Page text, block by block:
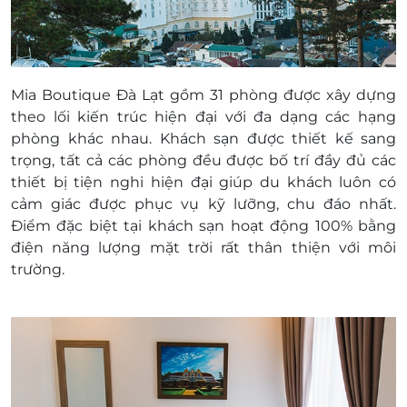
Điều kiện đặt & nhận phòng:
Đặt ít nhất 7 - 10 ngày trước ngày đến lưu trú
( tùy tình trạng phòng).
Giờ trả phòng: 11h00
Trả phòng sớm hơn ngày rời khách sạn: Phạt
100% tiền phòng đêm đầu tiên.
Hotline đặt phòng & tư vấn (9h00-20h00):
1900 2065 / 0934 661 016
Văn phòng Hồ Chí Minh: 028.6680 8757 / 097
342 8858 - 0906 229 691
Điều kiện hoãn/ huỷ phòng:
Hủy trước 30 ngày miễn phí; tính phí dịch vụ
Hủy phòng từ 15 ngày đến ngày khách đến
lưu trú 100% phiếu. Không hủy, hoàn, thay
đổi các ngày cao điểm và Lễ Tết
Điều kiện khác:
Mia Boutique Đà Lạt gồm 31 phòng được xây dựng
theo lối kiến trúc hiện đại với đa dạng các hạng
phòng khác nhau. Khách sạn được thiết kế sang
trọng, tất cả các phòng đều được bố trí đầy đủ các
thiết bị tiện nghi hiện đại giúp du khách luôn có
cảm giác được phục vụ kỹ lưỡng, chu đáo nhất.
Điểm đặc biệt tại khách sạn hoạt động 100% bằng
điện năng lượng mặt trời rất thân thiện với môi
trường.